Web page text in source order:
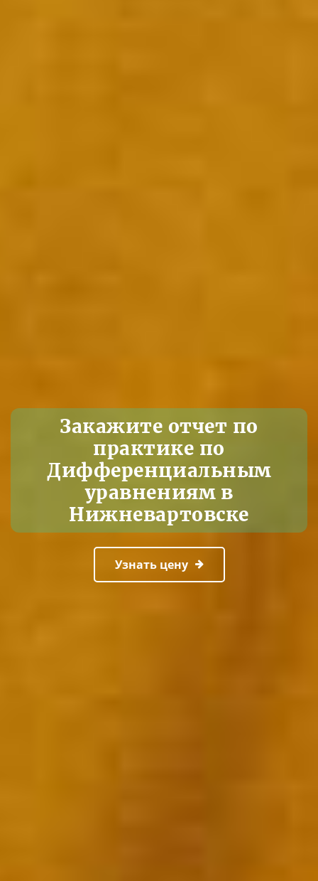
Закажите отчет по
практике по
Дифференциальным
уравнениям в
Нижневартовске
Узнать цену